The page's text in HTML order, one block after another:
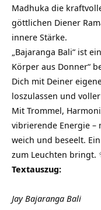
Madhuka die
göttlichen Diener
innere Stärke.
„Bajaranga Bali“ ist
Körper aus Donner“
Dich mit Deiner
loszulassen und
Mit Trommel,
vibrierende Energie
weich und beseelt.
zum Leuchten bringt.
Textauszug:
Jay Bajaranga Bali